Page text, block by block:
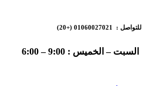
للتواصل : 01060027021 (+20)
السبت – الخميس : 9:00 – 6:00